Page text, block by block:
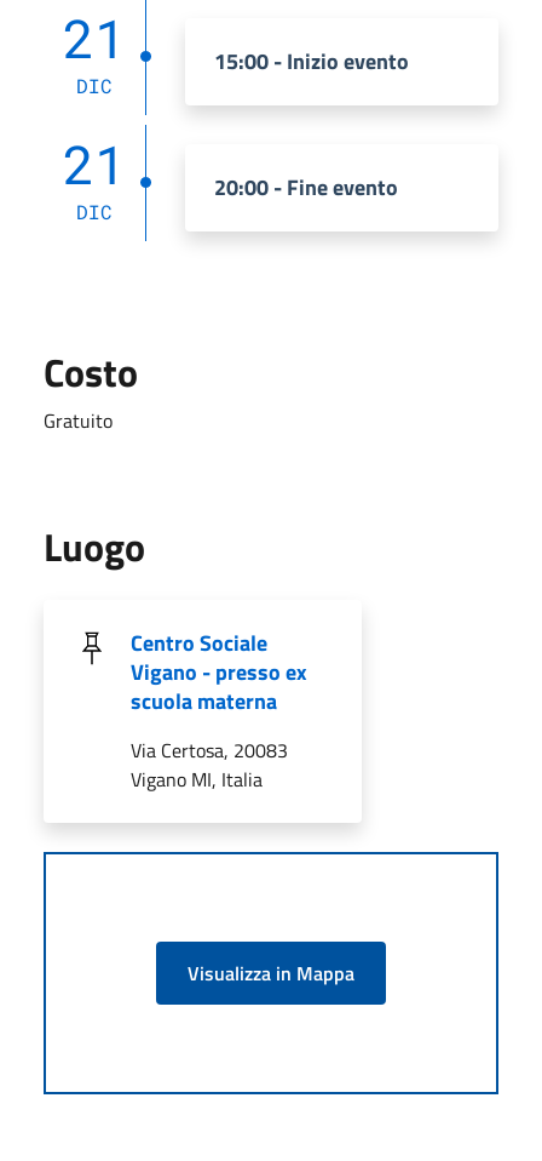
21
DIC
15:00 - Inizio evento
21
DIC
20:00 - Fine evento
Costo
Gratuito
Luogo
Centro Sociale
Vigano - presso ex
scuola materna
Via Certosa, 20083
Vigano MI, Italia
Visualizza in Mappa